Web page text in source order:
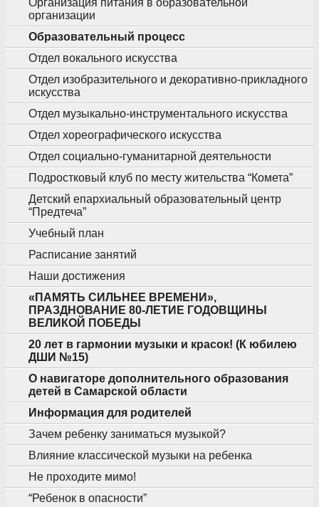
Организация питания в образовательной
организации
Образовательный процесс
Отдел вокального искусства
Отдел изобразительного и декоративно-прикладного
искусства
Отдел музыкально-инструментального искусства
Отдел хореографического искусства
Отдел социально-гуманитарной деятельности
Подростковый клуб по месту жительства “Комета”
Детский епархиальный образовательный центр
“Предтеча”
Учебный план
Расписание занятий
Наши достижения
«ПАМЯТЬ СИЛЬНЕЕ ВРЕМЕНИ»,
ПРАЗДНОВАНИЕ 80-ЛЕТИЕ ГОДОВЩИНЫ
ВЕЛИКОЙ ПОБЕДЫ
20 лет в гармонии музыки и красок! (К юбилею
ДШИ №15)
О навигаторе дополнительного образования
детей в Самарской области
Информация для родителей
Зачем ребенку заниматься музыкой?
Влияние классической музыки на ребенка
Не проходите мимо!
“Ребенок в опасности”